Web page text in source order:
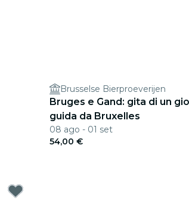
Brusselse Bierproeverijen
Bruges e Gand: gita di un
guida da Bruxelles
08 ago - 01 set
54,00 €